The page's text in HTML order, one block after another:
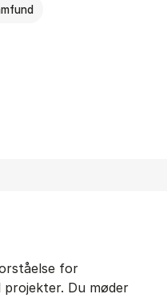
og kul­tu­r­a­na­ly­se
for
projekter. Du møder